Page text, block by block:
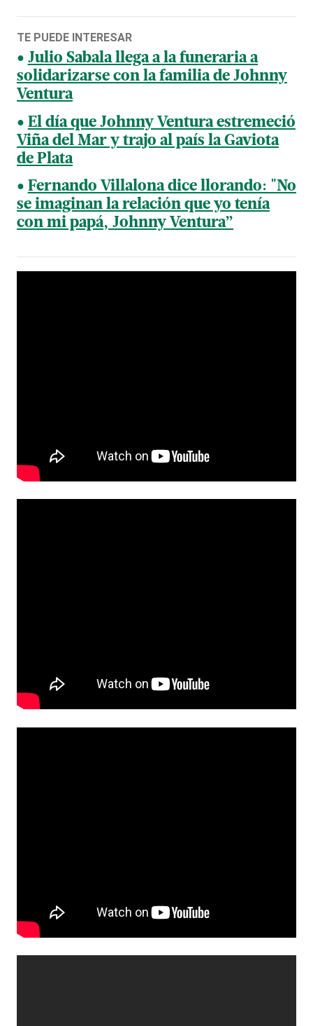
TE PUEDE INTERESAR
Julio Sabala llega a la funeraria a
solidarizarse con la familia de Johnny
Ventura
El día que Johnny Ventura estremeció
Viña del Mar y trajo al país la Gaviota
de Plata
Fernando Villalona dice llorando: "No
se imaginan la relación que yo tenía
con mi papá, Johnny Ventura”